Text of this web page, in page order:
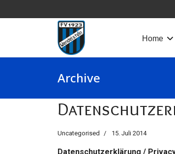
Home
Archive
Uncategorised 15. Juli 2014
Datenschutzerklärung /